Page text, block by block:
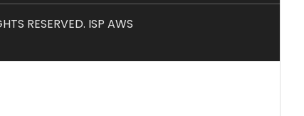
RESERVED. ISP AWS